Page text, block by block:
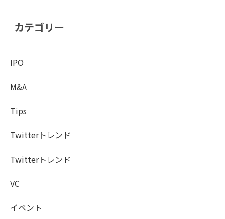
カテゴリー
IPO
M&A
Tips
Twitterトレンド
Twitterトレンド
VC
イベント